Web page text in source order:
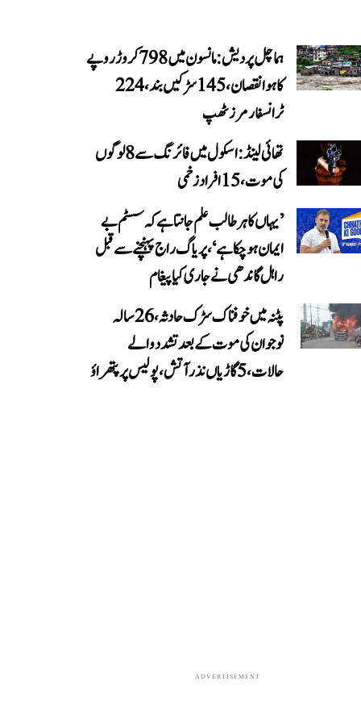
ہماچل پردیش: مانسون میں 798 کروڑ روپے
کا ہوا نقصان، 145 سڑکیں بند، 224
ٹرانسفارمرز ٹھپ
تھائی لینڈ: اسکول میں فائرنگ سے 8 لوگوں
کی موت، 15 افراد زخمی
’یہاں کا ہر طالب علم جانتا ہے کہ سسٹم بے
ایمان ہو چکا ہے‘، پریاگ راج پہنچنے سے قبل
راہل گاندھی نے جاری کیا پیغام
پٹنہ میں خوفناک سڑک حادثہ، 26 سالہ
نوجوان کی موت کے بعد تشدد والے
حالات، 5 گاڑیاں نذر آتش، پولیس پر پتھراؤ
ADVERTISEMENT